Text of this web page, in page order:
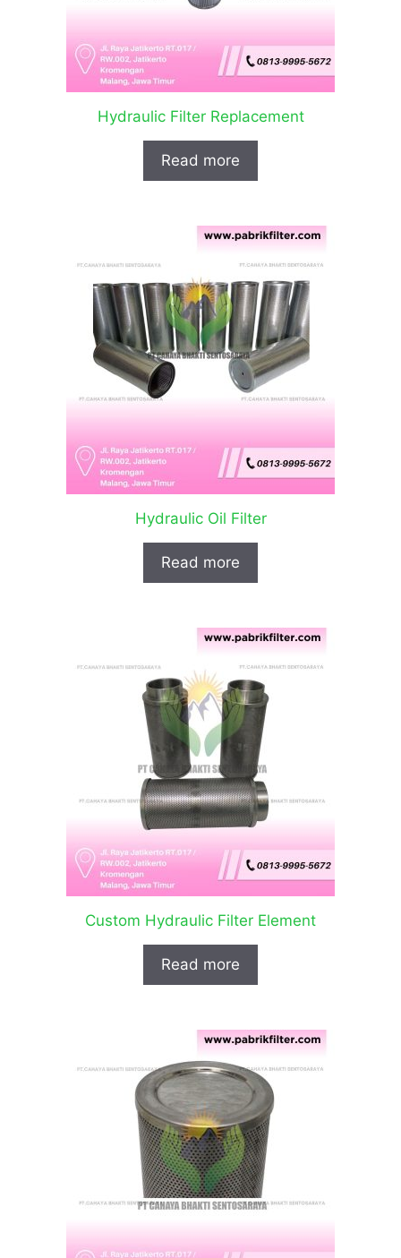
Hydraulic Filter Replacement
Read more
Hydraulic Oil Filter
Read more
Custom Hydraulic Filter Element
Read more